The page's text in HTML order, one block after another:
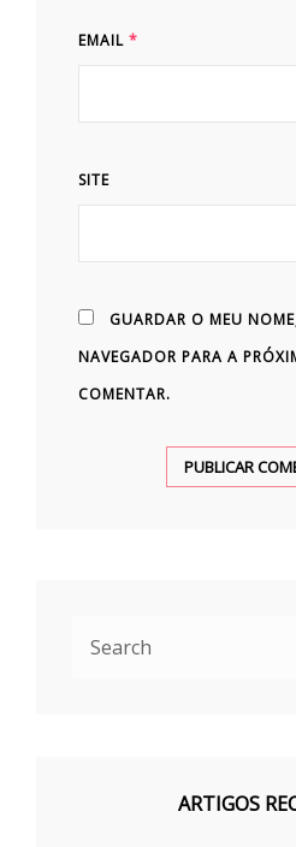
EMAIL *
SITE
GUARDAR O MEU
NAVEGADOR PARA A
COMENTAR.
ARTIGOS